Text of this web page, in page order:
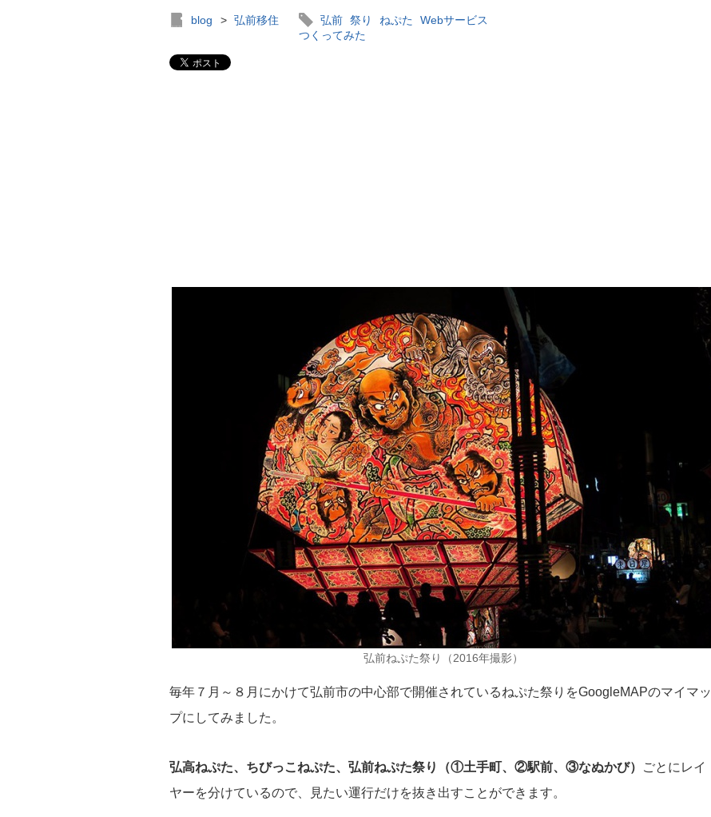
blog > 弘前移住 弘前 祭り ねぷた
Webサービス
つくってみた
弘前ねぷた祭り（2016年撮影）
毎年７月～８月にかけて弘前市の中心部で開催されているねぷた祭りをGoogleMAPのマイマッ
プにしてみました。
弘高ねぷた、ちびっこねぷた、弘前ねぷた祭り（①土手町、②駅前、③なぬかび）
ごとにレイ
ヤーを分けているので、見たい運行だけを抜き出すことができます。